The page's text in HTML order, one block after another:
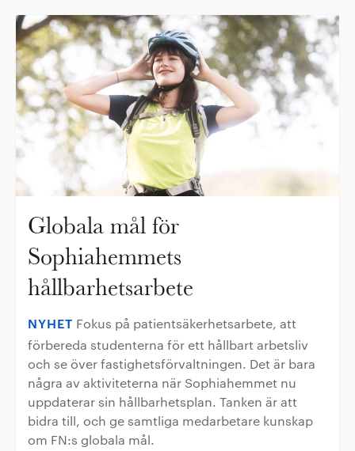
Globala mål för
Sophiahemmets
hållbarhetsarbete
NYHET Fokus på patientsäkerhetsarbete, att
förbereda studenterna för ett hållbart arbetsliv
och se över fastighetsförvaltningen. Det är bara
några av aktiviteterna när Sophiahemmet nu
uppdaterar sin hållbarhetsplan. Tanken är att
bidra till, och ge samtliga medarbetare kunskap
om FN:s globala mål.